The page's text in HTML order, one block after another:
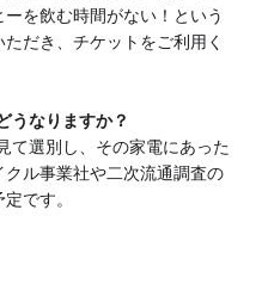
を飲む時間がない！という
だき、チケットをご利用く
うなりますか？
て選別し、その家電にあった
ル事業社や二次流通調査の
です。